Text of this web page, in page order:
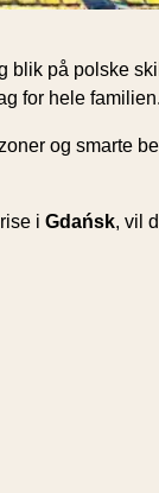
blik på polske
for hele
og smarte
i Gdańsk, vil